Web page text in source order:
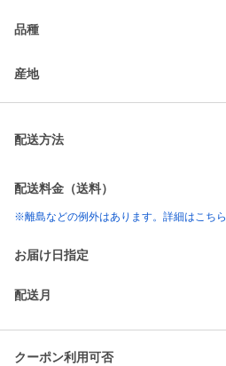
品種
産地
配送方法
配送料金（送料）
※離島などの例外はあります。詳細はこちら
お届け日指定
配送月
クーポン利用可否